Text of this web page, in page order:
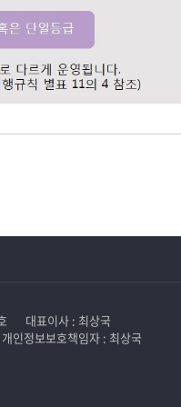
대표이사 : 최상국
개인정보보호책임자 : 최상국